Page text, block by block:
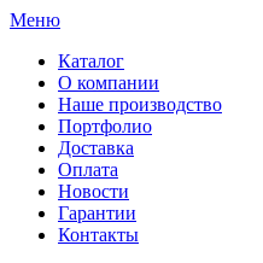
Меню
Каталог
О компании
Наше производство
Портфолио
Доставка
Оплата
Новости
Гарантии
Контакты